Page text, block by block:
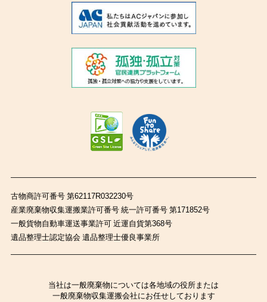
古物商許可番号 第62117R032230号
産業廃棄物収集運搬業許可番号 統一許可番号 第171852号
一般貨物自動車運送事業許可 近運自貨第368号
遺品整理士認定協会 遺品整理士優良事業所
当社は一般廃棄物については各地域の役所または
一般廃棄物収集運搬会社にお任せしております